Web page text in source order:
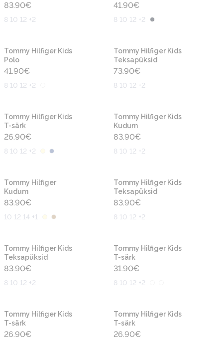
83.90€
8 10 12 +2
41.90€
8 10 12 +2
Tommy Hilfiger Kids
Polo
41.90€
8 10 12 +2
Tommy Hilfiger Kids
Teksapüksid
73.90€
8 10 12 +2
Tommy Hilfiger Kids
T-särk
26.90€
8 10 12 +2
Tommy Hilfiger Kids
Kudum
83.90€
8 10 12 +2
Tommy Hilfiger
Kudum
83.90€
10 12 14 +1
Tommy Hilfiger Kids
Teksapüksid
83.90€
8 10 12 +2
Tommy Hilfiger Kids
Teksapüksid
83.90€
8 10 12 +2
Tommy Hilfiger Kids
T-särk
31.90€
8 10 12 +2
Tommy Hilfiger Kids
T-särk
26.90€
Tommy Hilfiger Kids
T-särk
26.90€